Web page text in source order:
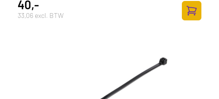
40,-
33,06 excl. BTW